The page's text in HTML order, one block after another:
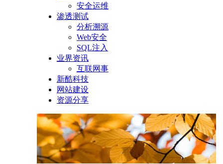
安全运维
渗透测试
分析溯源
Web安全
SQL注入
业界资讯
互联网事
新酷科技
网站建设
资源分享